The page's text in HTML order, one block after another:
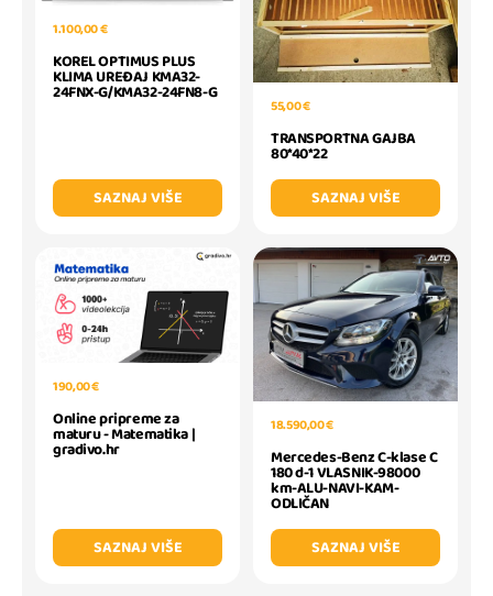
1.100,00 €
KOREL OPTIMUS PLUS
KLIMA UREĐAJ KMA32-
24FNX-G/KMA32-24FN8-G
SAZNAJ VIŠE
55,00 €
TRANSPORTNA GAJBA
80*40*22
SAZNAJ VIŠE
190,00 €
Online pripreme za
maturu - Matematika |
gradivo.hr
SAZNAJ VIŠE
18.590,00 €
Mercedes-Benz C-klase C
180 d-1 VLASNIK-98000
km-ALU-NAVI-KAM-
ODLIČAN
SAZNAJ VIŠE